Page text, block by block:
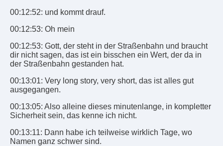
00:12:52: und kommt drauf.
00:12:53: Oh mein
00:12:53: Gott, der steht in der Straßenbahn und braucht
dir nicht sagen, das ist ein bisschen ein Wert, der da in
der Straßenbahn gestanden hat.
00:13:01: Very long story, very short, das ist alles gut
ausgegangen.
00:13:05: Also alleine dieses minutenlange, in kompletter
Sicherheit sein, das kenne ich nicht.
00:13:11: Dann habe ich teilweise wirklich Tage, wo
Namen ganz schwer sind.